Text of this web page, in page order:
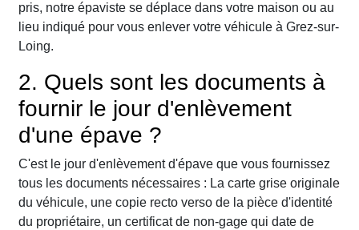
pris, notre épaviste se déplace dans votre maison ou au
lieu indiqué pour vous enlever votre véhicule à Grez-sur-
Loing.
2. Quels sont les documents à
fournir le jour d'enlèvement
d'une épave ?
C'est le jour d'enlèvement d'épave que vous fournissez
tous les documents nécessaires : La carte grise originale
du véhicule, une copie recto verso de la pièce d'identité
du propriétaire, un certificat de non-gage qui date de